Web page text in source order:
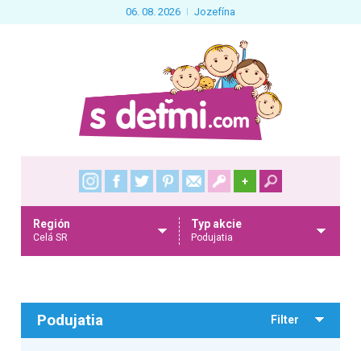
06. 08. 2026 Jozefína
+
Región
Celá SR
Typ akcie
Podujatia
Podujatia Filter